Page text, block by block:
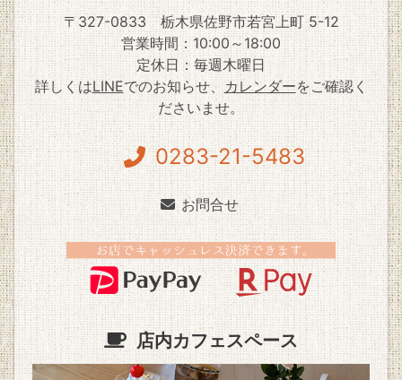
〒327-0833
栃木県佐野市若宮上町 5-12
営業時間：10:00～18:00
定休日：毎週木曜日
詳しくはLINEでのお知らせ、 カレンダーをご確認く
ださいませ。
0283-21-5483
お問合せ
店内カフェスペース